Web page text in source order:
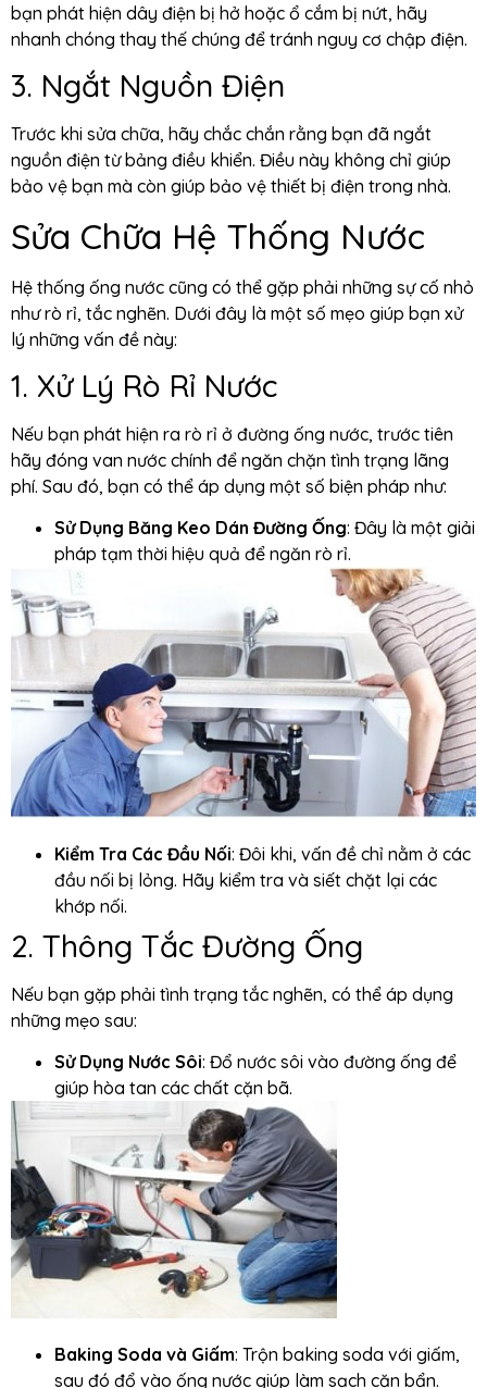
bạn phát hiện dây điện bị hở hoặc ổ cắm bị nứt, hãy
nhanh chóng thay thế chúng để tránh nguy cơ chập điện.
3. Ngắt Nguồn Điện
Trước khi sửa chữa, hãy chắc chắn rằng bạn đã ngắt
nguồn điện từ bảng điều khiển. Điều này không chỉ giúp
bảo vệ bạn mà còn giúp bảo vệ thiết bị điện trong nhà.
Sửa Chữa Hệ Thống Nước
Hệ thống ống nước cũng có thể gặp phải những sự cố nhỏ
như rò rỉ, tắc nghẽn. Dưới đây là một số mẹo giúp bạn xử
lý những vấn đề này:
1. Xử Lý Rò Rỉ Nước
Nếu bạn phát hiện ra rò rỉ ở đường ống nước, trước tiên
hãy đóng van nước chính để ngăn chặn tình trạng lãng
phí. Sau đó, bạn có thể áp dụng một số biện pháp như:
Sử Dụng Băng Keo Dán Đường Ống: Đây là một giải
pháp tạm thời hiệu quả để ngăn rò rỉ.
Kiểm Tra Các Đầu Nối: Đôi khi, vấn đề chỉ nằm ở các
đầu nối bị lỏng. Hãy kiểm tra và siết chặt lại các
khớp nối.
2. Thông Tắc Đường Ống
Nếu bạn gặp phải tình trạng tắc nghẽn, có thể áp dụng
những mẹo sau:
Sử Dụng Nước Sôi: Đổ nước sôi vào đường ống để
giúp hòa tan các chất cặn bã.
Baking Soda và Giấm: Trộn baking soda với giấm,
sau đó đổ vào ống nước giúp làm sạch cặn bẩn.